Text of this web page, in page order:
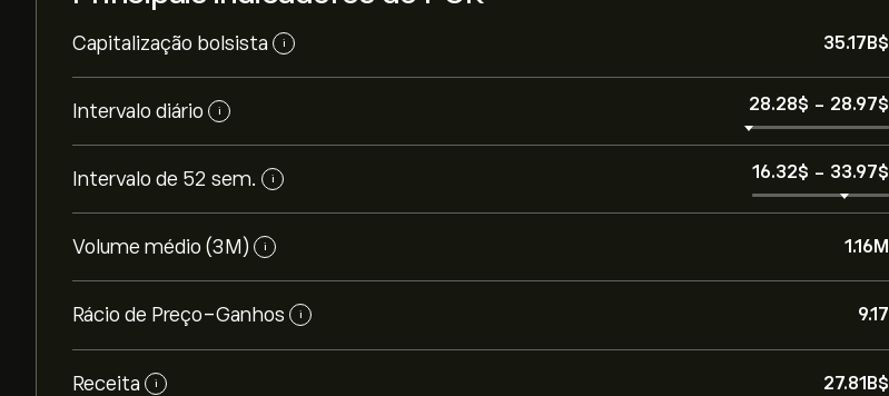
Capitalização bolsista i 35.17B‎$‎
Intervalo diário i 28.28‎$‎ - 28.97‎$‎
Intervalo de 52 sem. i 16.32‎$‎ - 33.97‎$‎
Volume médio (3M) i 1.16M
Rácio de Preço-Ganhos i 9.17
Receita i 27.81B‎$‎